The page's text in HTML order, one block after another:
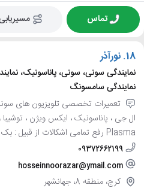
تماس
18. نورآذر
نمایندگی سونی، سونی، پاناسونیک،
نمایندگی سامسونگ
تعمیرات تخصصی تلویزیون های
Plasma رفع تمامی اشکالات از قبیل : بک ...
09372662199
hosseinnoorazar@ymail.com
کرج، منطقه 8، جهانشهر